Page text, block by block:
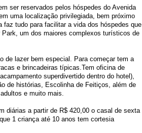
ser reservados pelos hóspedes do Avenida
uma localização privilegiada, bem próximo
tudo para facilitar a vida dos hóspedes que
um dos maiores complexos turísticos de
de lazer bem especial. Para começar tem a
e brincadeiras típicas.Tem oficina de
superdivertido dentro do hotel),
de histórias, Escolinha de Feitiços, além de
e muito mais.
diárias a partir de R$ 420,00 o casal de sexta
1 criança até 10 anos tem cortesia